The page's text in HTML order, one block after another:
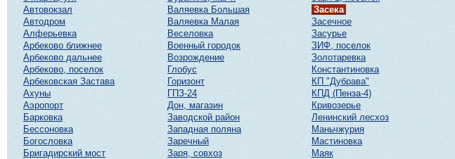
Автовокзал
Автодром
Алферьевка
Арбеково ближнее
Арбеково дальнее
Арбеково, поселок
Арбековская Застава
Ахуны
Аэропорт
Барковка
Бессоновка
Богословка
Бригадирский мост
Валяевка Большая
Валяевка Малая
Веселовка
Военный городок
Возрождение
Глобус
Горизонт
ГПЗ-24
Дон, магазин
Заводской район
Западная поляна
Заречный
Заря, совхоз
Засека
Засечное
Засурье
ЗИФ, поселок
Золотаревка
Константиновка
КП "Дубрава"
КПД (Пенза-4)
Кривозерье
Ленинский лесхоз
Маньчжурия
Мастиновка
Маяк